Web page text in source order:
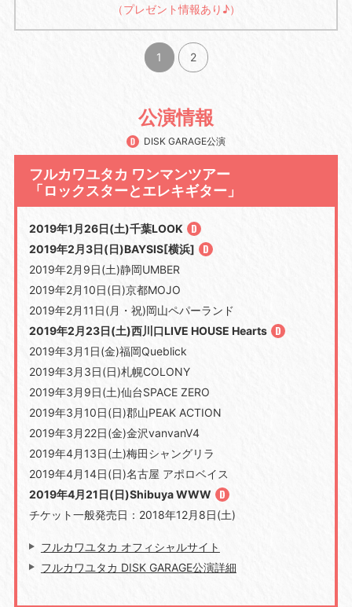
（プレゼント情報あり♪）
1 2
公演情報
DISK GARAGE公演
フルカワユタカ ワンマンツアー
「ロックスターとエレキギター」
2019年1月26日(土)千葉LOOK
2019年2月3日(日)BAYSIS[横浜]
2019年2月9日(土)静岡UMBER
2019年2月10日(日)京都MOJO
2019年2月11日(月・祝)岡山ペパーランド
2019年2月23日(土)西川口LIVE HOUSE Hearts
2019年3月1日(金)福岡Queblick
2019年3月3日(日)札幌COLONY
2019年3月9日(土)仙台SPACE ZERO
2019年3月10日(日)郡山PEAK ACTION
2019年3月22日(金)金沢vanvanV4
2019年4月13日(土)梅田シャングリラ
2019年4月14日(日)名古屋 アポロベイス
2019年4月21日(日)Shibuya WWW
チケット一般発売日：2018年12月8日(土)
フルカワユタカ オフィシャルサイト
フルカワユタカ DISK GARAGE公演詳細